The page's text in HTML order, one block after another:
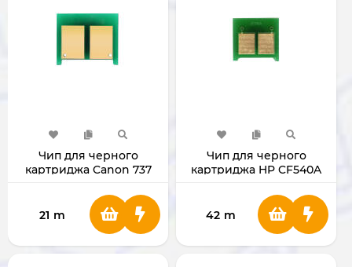
Чип для черного
картриджа Canon 737
21 m
Чип для черного
картриджа HP CF540A
42 m